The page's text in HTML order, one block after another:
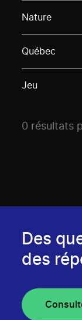
Nature
Québec
Jeu
0 résultats
Des
des